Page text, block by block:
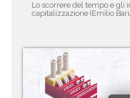
Lo scorrere del tempo e gli
capitalizzazione (Emilio